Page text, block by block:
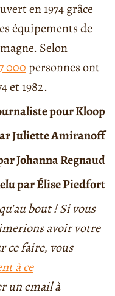
en 1974 grâce
équipements de
Selon
000personnes ont
et 1982.
pourKloop
Juliette Amiranoff
Johanna Regnaud
par Élise Piedfort
bout ! Si vous
avoir votre
ce faire, vous
à ce
un email à